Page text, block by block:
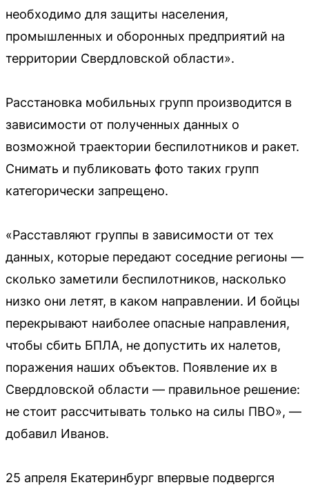
необходимо для защиты населения,
промышленных и оборонных предприятий на
территории Свердловской области».
Расстановка мобильных групп производится в
зависимости от полученных данных о
возможной траектории беспилотников и ракет.
Снимать и публиковать фото таких групп
категорически запрещено.
«Расставляют группы в зависимости от тех
данных, которые передают соседние регионы —
сколько заметили беспилотников, насколько
низко они летят, в каком направлении. И бойцы
перекрывают наиболее опасные направления,
чтобы сбить БПЛА, не допустить их налетов,
поражения наших объектов. Появление их в
Свердловской области — правильное решение:
не стоит рассчитывать только на силы ПВО», —
добавил Иванов.
25 апреля Екатеринбург впервые подвергся